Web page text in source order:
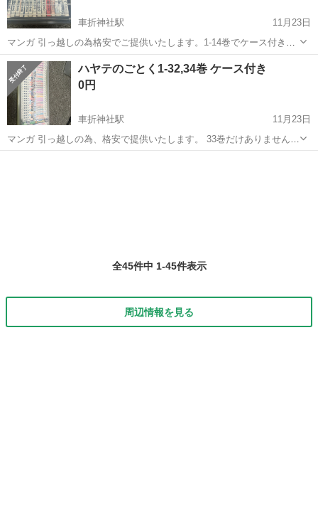
車折神社駅
11月23日
マンガ 引っ越しの為格安でご提供いたします。1-14巻でケース付きで
す。 本はブックオフなどで購入したものの為中古です。 本日取りに来
て頂けると助かります。
京都 京都市 車折神社駅 本/CD/DVD ケース
ハヤテのごとく1-32,34巻 ケース付き
0円
車折神社駅
11月23日
マンガ 引っ越しの為、格安で提供いたします。 33巻だけありません。
取引場所は嵐電有栖川駅近くのファミリーマートで取引だと助かりま
全45件中 1-45件表示
周辺情報を見る